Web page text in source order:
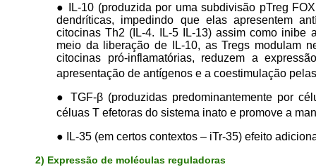
● IL-10 (produzida por uma subdivisão pTreg
dendríticas, impedindo que elas apresentem
citocinas Th2 (IL-4. IL-5 IL-13) assim como inibe
meio da liberação de IL-10, as Tregs modulam
citocinas pró-inflamatórias, reduzem a
apresentação de antígenos e a coestimulação
● TGF-β (produzidas predominantemente por
céluas T efetoras do sistema inato e promove a
● IL-35 (em certos contextos – iTr-35) efeito
2) Expressão de moléculas reguladoras